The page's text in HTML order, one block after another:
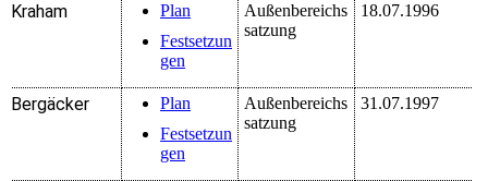
Kraham
Plan
Festsetzun
gen
Außenbereichs
satzung
18.07.1996
Bergäcker
Plan
Festsetzun
gen
Außenbereichs
satzung
31.07.1997